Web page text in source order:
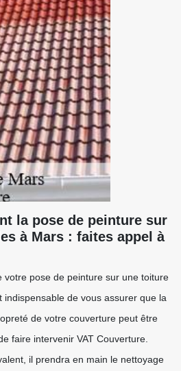
la pose de peinture sur
à Mars : faites appel à
votre pose de peinture sur une toiture
indispensable de vous assurer que la
de votre couverture peut être
faire intervenir VAT Couverture.
il prendra en main le nettoyage